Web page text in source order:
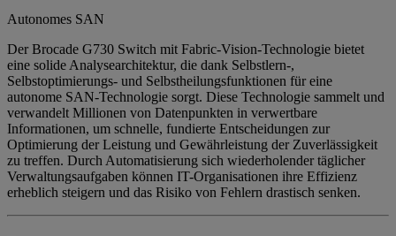
Autonomes SAN
Der Brocade G730 Switch mit Fabric-Vision-Technologie bietet
eine solide Analysearchitektur, die dank Selbstlern-,
Selbstoptimierungs- und Selbstheilungsfunktionen für eine
autonome SAN-Technologie sorgt. Diese Technologie sammelt und
verwandelt Millionen von Datenpunkten in verwertbare
Informationen, um schnelle, fundierte Entscheidungen zur
Optimierung der Leistung und Gewährleistung der Zuverlässigkeit
zu treffen. Durch Automatisierung sich wiederholender täglicher
Verwaltungsaufgaben können IT-Organisationen ihre Effizienz
erheblich steigern und das Risiko von Fehlern drastisch senken.